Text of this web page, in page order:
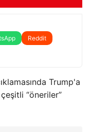
Reddit
Trump'a
“öneriler”